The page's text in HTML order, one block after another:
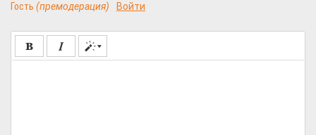
Гость (премодерация) Войти